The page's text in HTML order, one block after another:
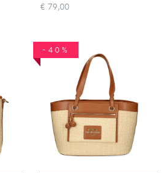
€ 79,00
-40%